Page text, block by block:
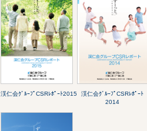
渓仁会ｸﾞﾙｰﾌﾟCSRﾚﾎﾟｰﾄ2015
渓仁会ｸﾞﾙｰﾌﾟCSRﾚﾎﾟｰﾄ
2014